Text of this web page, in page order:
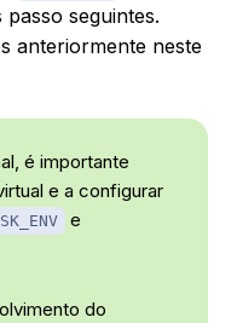
seguintes.
anteriormente neste
é importante
e a configurar
e
do